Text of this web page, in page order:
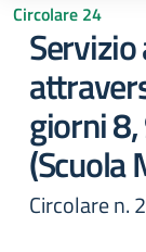
Circolare 24
giorni
(Scuola
Circolare n.